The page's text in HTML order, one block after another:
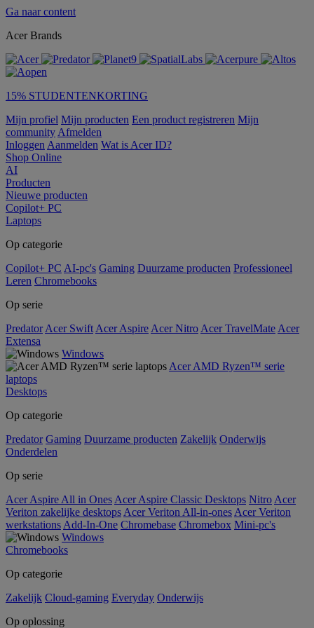
Ga naar content
Acer Brands
15% STUDENTENKORTING
Mijn profiel Mijn producten Een product registreren Mijn
community Afmelden
Inloggen Aanmelden Wat is Acer ID?
Shop Online
AI
Producten
Nieuwe producten
Copilot+ PC
Laptops
Op categorie
Copilot+ PC AI-pc's Gaming Duurzame producten Professioneel
Leren Chromebooks
Op serie
Predator Acer Swift Acer Aspire Acer Nitro Acer TravelMate Acer
Extensa
Windows
Acer AMD Ryzen™ serie
laptops
Desktops
Op categorie
Predator Gaming Duurzame producten Zakelijk Onderwijs
Onderdelen
Op serie
Acer Aspire All in Ones Acer Aspire Classic Desktops Nitro Acer
Veriton zakelijke desktops Acer Veriton All-in-ones Acer Veriton
werkstations Add-In-One Chromebase Chromebox Mini-pc's
Windows
Chromebooks
Op categorie
Zakelijk Cloud-gaming Everyday Onderwijs
Op oplossing